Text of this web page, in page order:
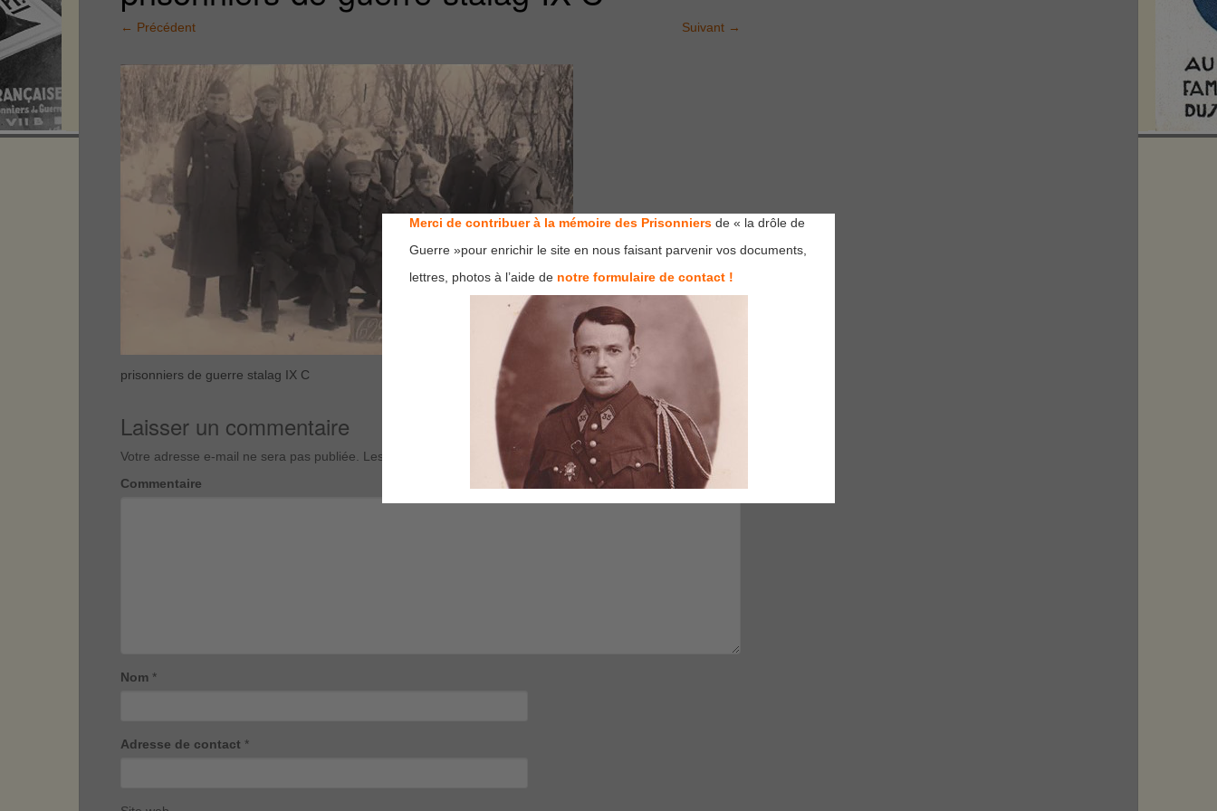
← Précédent Suivant →
prisonniers de guerre stalag IX C
Laisser un commentaire
Votre adresse e-mail ne sera pas publiée. Les champs obligatoires sont indiqués avec
Commentaire
Nom *
Adresse de contact *
Merci de contribuer à la mémoire des Prisonniers de « la drôle de
Guerre »pour enrichir le site en nous faisant parvenir vos documents,
lettres, photos à l’aide de notre formulaire de contact !